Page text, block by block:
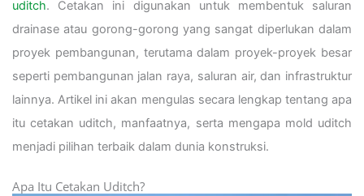
uditch. Cetakan ini digunakan untuk membentuk saluran
drainase atau gorong-gorong yang sangat diperlukan dalam
proyek pembangunan, terutama dalam proyek-proyek besar
seperti pembangunan jalan raya, saluran air, dan infrastruktur
lainnya. Artikel ini akan mengulas secara lengkap tentang apa
itu cetakan uditch, manfaatnya, serta mengapa mold uditch
menjadi pilihan terbaik dalam dunia konstruksi.
Apa Itu Cetakan Uditch?